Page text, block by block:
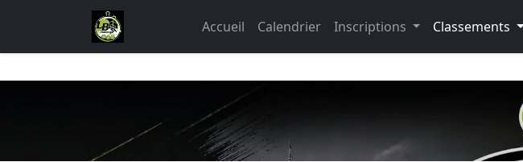
Accueil Calendrier Inscriptions Classements